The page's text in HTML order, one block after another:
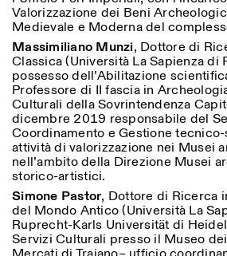
Valorizzazione dei Beni
Medievale e Moderna del
Massimiliano Munzi, Dottore di
Classica (Università La Sapienza di
possesso dell’Abilitazione
Professore di II fascia in
Culturali della Sovrintendenza
dicembre 2019 responsabile del
Coordinamento e Gestione
attività di valorizzazione nei Musei
nell’ambito della Direzione Musei
storico-artistici.
Simone Pastor, Dottore di Ricerca
del Mondo Antico (Università La
Ruprecht-Karls Universität di
Servizi Culturali presso il Museo